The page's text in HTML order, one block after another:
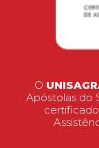
O
Apóstolas do